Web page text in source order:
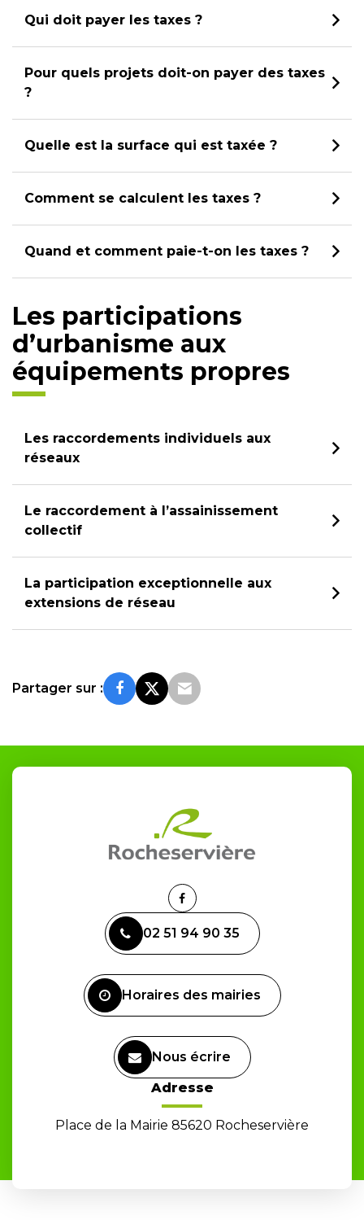
Qui doit payer les taxes ?
Pour quels projets doit-on payer des taxes
?
Quelle est la surface qui est taxée ?
Comment se calculent les taxes ?
Quand et comment paie-t-on les taxes ?
Les participations
d’urbanisme aux
équipements propres
Les raccordements individuels aux
réseaux
Le raccordement à l’assainissement
collectif
La participation exceptionnelle aux
extensions de réseau
Partager sur :
Lien
le
compte
02 51 94 90 35
Horaires des mairies
Nous écrire
Adresse
Place de la Mairie 85620 Rocheservière